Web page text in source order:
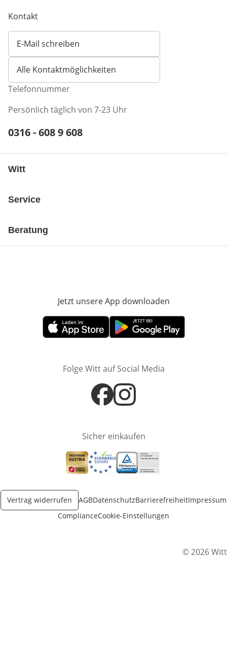
Kontakt
E-Mail schreiben
Öffnet E-Mail-Client
Alle Kontaktmöglichkeiten
Telefonnummer
Persönlich täglich von 7-23 Uhr
Telefonnummer:
0316 - 608 9 608
Witt
Service
Beratung
Jetzt unsere App downloaden
Öffnet in neuem FensterÖffnet in neuem Fenster
Folge Witt auf Social Media
Öffnet in neuem Fenster
Öffnet in neuem Fenster
Sicher einkaufen
Öffnet in neuem Fenster
Öffnet in neuem Fenster
Öffnet in neuem Fenster
Vertrag widerrufen AGBDatenschutzBarrierefreiheitImpressum
ComplianceCookie-Einstellungen
© 2026 Witt